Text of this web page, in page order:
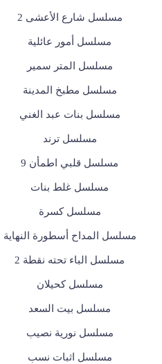
مسلسل شارع الأعشى 2
مسلسل أمور عائلية
مسلسل المتر سمير
مسلسل مطبخ المدينة
مسلسل بنات عبد الغني
مسلسل ترند
مسلسل قلبي اطمأن 9
مسلسل غلط بنات
مسلسل كسرة
مسلسل المداح أسطورة النهاية
مسلسل الباء تحته نقطة 2
مسلسل كحيلان
مسلسل بيت السعد
مسلسل نورية نصيب
مسلسل اثبات نسب